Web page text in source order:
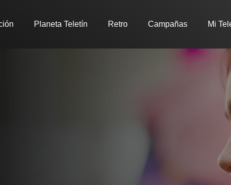
Planeta Teletín Retro Campañas Mi